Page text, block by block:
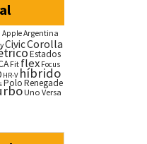
AppleArgentina
CivicCorolla
Estados
Fit flex Focus
HR-V híbrido
PoloRenegade
Uno Versa